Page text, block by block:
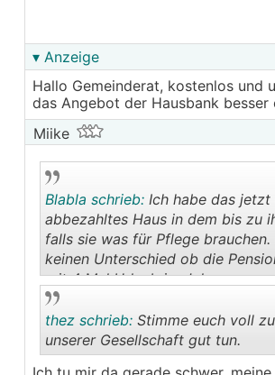
▾ Anzeige
Hallo Gemeinderat, kostenlos und
das Angebot der Hausbank besser
Miike
Blabla schrieb:Ich habe das jetzt
abbezahltes Haus in dem bis zu
falls sie was für Pflege
keinen Unterschied ob die
mit 4 Mal Urlaub im Jahr.
thez schrieb:Stimme euch voll
unserer Gesellschaft gut tun.